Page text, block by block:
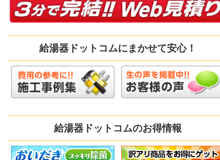
給湯器ドットコムにまかせて安心！
給湯器ドットコムのお得情報